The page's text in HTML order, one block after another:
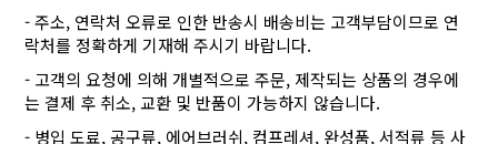
- 주소, 연락처 오류로 인한 반송시 배송비는 고객부담이므로 연
락처를 정확하게 기재해 주시기 바랍니다.
- 고객의 요청에 의해 개별적으로 주문, 제작되는 상품의 경우에
는 결제 후 취소, 교환 및 반품이 가능하지 않습니다.
- 병입 도료, 공구류, 에어브러쉬, 컴프레셔, 완성품, 서적류 등 사